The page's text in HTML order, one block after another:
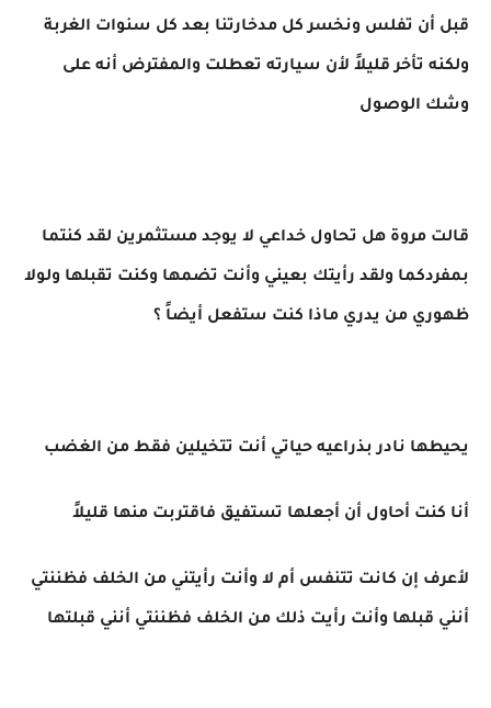
قبل أن تفلس ونخسر كل مدخارتنا بعد كل سنوات الغربة
ولكنه تأخر قليلاً لأن سيارته تعطلت والمفترض أنه على
وشك الوصول
قالت مروة هل تحاول خداعي لا يوجد مستثمرين لقد كنتما
بمفردكما ولقد رأيتك بعيني وأنت تضمها وكنت تقبلها ولولا
ظهوري من يدري ماذا كنت ستفعل أيضاً ؟
يحيطها نادر بذراعيه حياتي أنت تتخيلين فقط من الغضب
أنا كنت أحاول أن أجعلها تستفيق فاقتربت منها قليلاً
لأعرف إن كانت تتنفس أم لا وأنت رأيتني من الخلف فظننتي
أنني قبلها وأنت رأيت ذلك من الخلف فظننتي أنني قبلتها